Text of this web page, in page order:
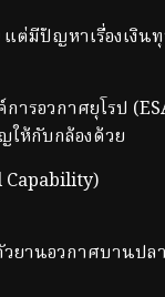
มีปัญหาเรื่องเงิน
อวกาศยุโรป
ให้กับกล้องด้วย
Capability)
านอวกาศบานปล